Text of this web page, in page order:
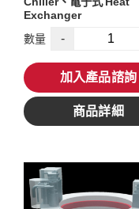
Exchanger
數量
-
加入產品諮詢
商品詳細